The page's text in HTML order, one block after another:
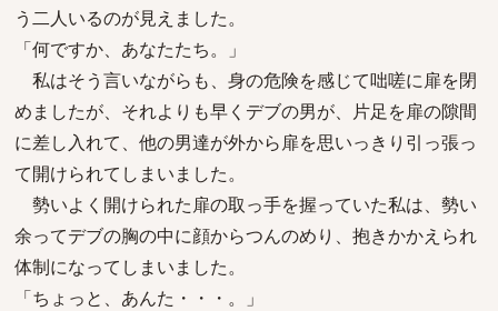
う二人いるのが見えました。
「何ですか、あなたたち。」
私はそう言いながらも、身の危険を感じて咄嗟に扉を閉
めましたが、それよりも早くデブの男が、片足を扉の隙間
に差し入れて、他の男達が外から扉を思いっきり引っ張っ
て開けられてしまいました。
勢いよく開けられた扉の取っ手を握っていた私は、勢い
余ってデブの胸の中に顔からつんのめり、抱きかかえられ
体制になってしまいました。
「ちょっと、あんた・・・。」